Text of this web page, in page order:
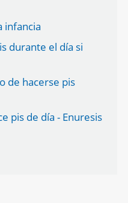
infancia
durante el día si
de hacerse pis
pis de día - Enuresis